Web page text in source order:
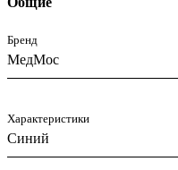
Бренд
МедМос
Характеристики
Синий